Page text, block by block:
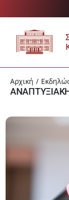
στο
περιεχόμενο
ΤΟ ΣΠΚ
ΕΠΊΣΚΕΨΗ
Αρχική
ΑΝΑΠΤΥΞΙΑΚΗ